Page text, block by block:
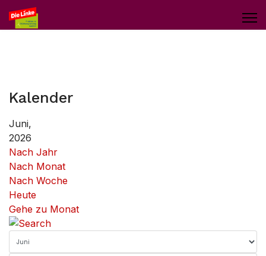
Kalender
Juni,
2026
Nach Jahr
Nach Monat
Nach Woche
Heute
Gehe zu Monat